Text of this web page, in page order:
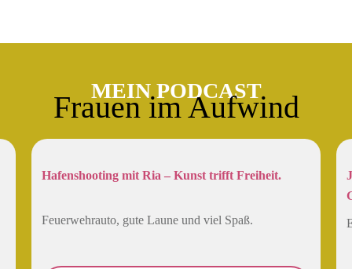
MEIN PODCAST
Frauen im Aufwind
Hafenshooting mit Ria – Kunst trifft Freiheit.
Feuerwehrauto, gute Laune und viel Spaß.